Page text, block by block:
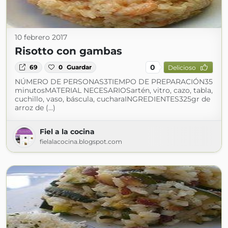
10 febrero 2017
Risotto con gambas
69 0 Guardar 0 Delicioso
NÚMERO DE PERSONAS3TIEMPO DE PREPARACIÓN35
minutosMATERIAL NECESARIOSartén, vitro, cazo, tabla,
cuchillo, vaso, báscula, cucharaINGREDIENTES325gr de
arroz de (...)
Fiel a la cocina
fielalacocina.blogspot.com